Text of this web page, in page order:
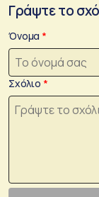
Γράψτε το
Όνομα
Σχόλιο